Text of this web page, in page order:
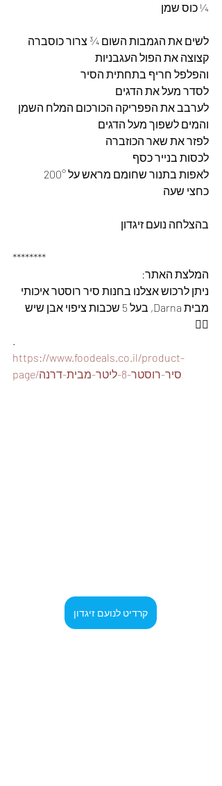
¼ כוס שמן
לשים את הגמבות השום ¾ צרור כוסברה
קצוצה את הפול העגבניות
והפלפל חריף בתחתית הסיר
לסדר מעל את הדגים
לערבב את הפפריקה הכורכום המלח השמן
והמים לשפוך מעל הדגים
לפזר את שאר הכוזברה
לכסות בנייר כסף
לאפות בתנור שחומם מראש על 200°
כחצי שעה
בהצלחה נועם זיגדון
********
המלצת האתר:
ניתן לרכוש אצלנו בחנות סיר רוסטר איכותי
מבית Darna, בעל 5 שכבות ציפוי אבן שיש
👇🏽
.
https://www.foodeals.co.il/product-
page/סיר-רוסטר-8-ליטר-מבית-דרנה
קרדיט לנועם זיגדון